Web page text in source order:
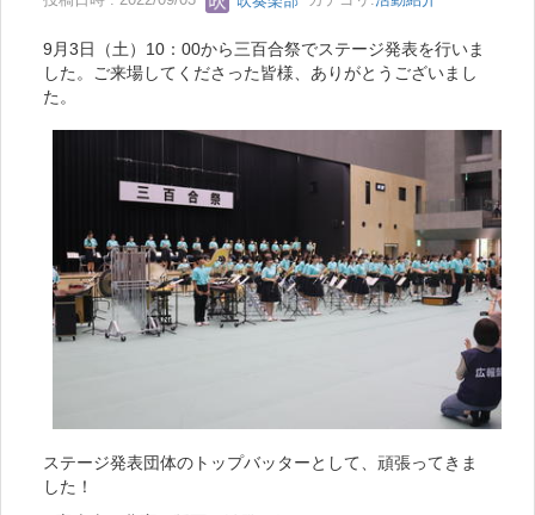
9月3日（土）10：00から三百合祭でステージ発表を行いま
した。ご来場してくださった皆様、ありがとうございまし
た。
ステージ発表団体のトップバッターとして、頑張ってきま
した！